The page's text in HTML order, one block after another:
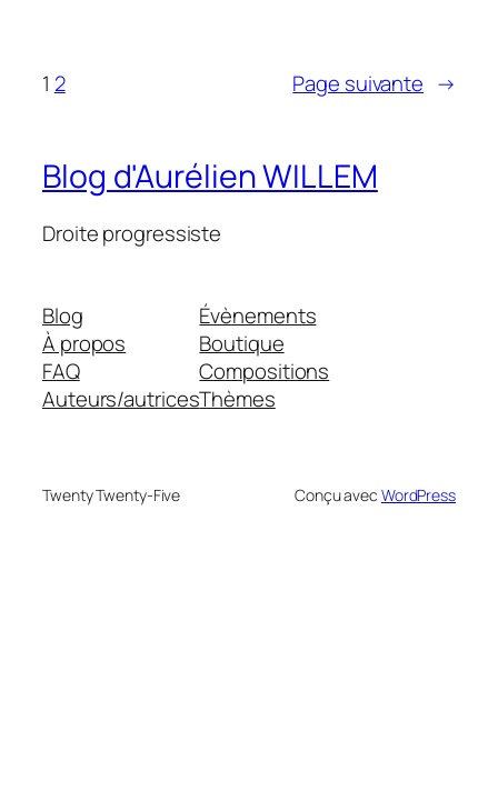
1 2 Page suivante →
Blog d'Aurélien WILLEM
Droite progressiste
Blog
À propos
FAQ
Auteurs/autrices
Évènements
Boutique
Compositions
Thèmes
Twenty Twenty-Five Conçu avec WordPress